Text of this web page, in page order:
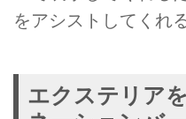
をアシストしてくれ
エクステリア